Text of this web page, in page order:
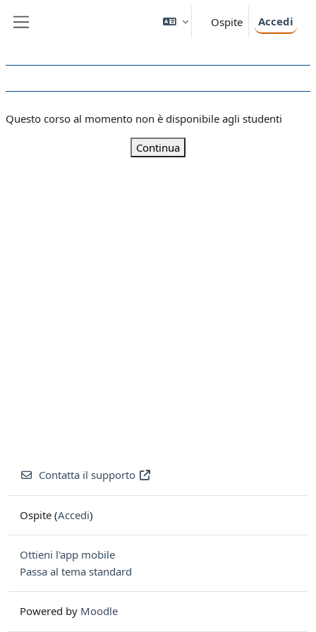
Ospite Accedi
Questo corso al momento non è disponibile agli studenti
Continua
Contatta il supporto
Ospite (Accedi)
Ottieni l'app mobile
Passa al tema standard
Powered by Moodle